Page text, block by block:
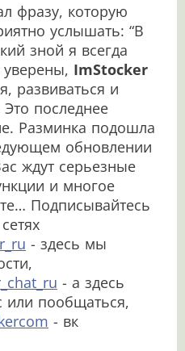
фразу, которую
услышать: “В
зной я всегда
уверены, ImStocker
развиваться и
последнее
Разминка подошла
обновлении
ждут серьезные
и многое
Подписывайтесь
- здесь мы
- а здесь
или пообщаться,
- вк